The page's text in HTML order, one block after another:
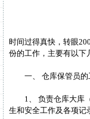
时间过得真快，转眼
份的工作，主要有以下
一、 仓库保管员的
1、 负责仓库大库（
生和安全工作及各项记